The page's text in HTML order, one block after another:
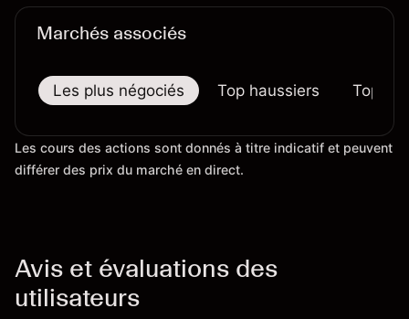
Marchés associés
Les plus négociés Top haussiers Top
Les cours des actions sont donnés à titre indicatif et peuvent
différer des prix du marché en direct.
Avis et évaluations des
utilisateurs